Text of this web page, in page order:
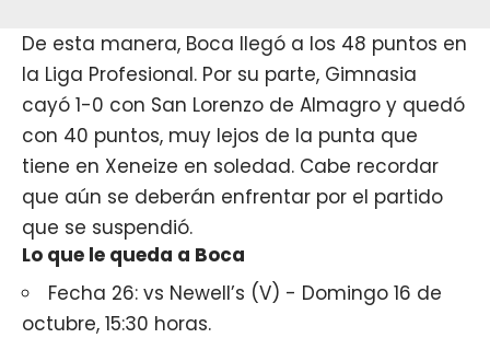
De esta manera, Boca llegó a los 48 puntos en
la Liga Profesional. Por su parte, Gimnasia
cayó 1-0 con San Lorenzo de Almagro y quedó
con 40 puntos, muy lejos de la punta que
tiene en Xeneize en soledad. Cabe recordar
que aún se deberán enfrentar por el partido
que se suspendió.
Lo que le queda a Boca
Fecha 26: vs Newell’s (V) - Domingo 16 de
octubre, 15:30 horas.